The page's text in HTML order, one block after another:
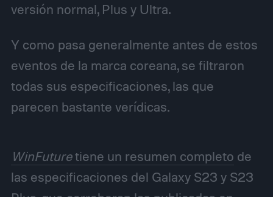
versión normal, Plus y Ultra.
Y como pasa generalmente antes de estos
eventos de la marca coreana, se filtraron
todas sus especificaciones, las que
parecen bastante verídicas.
WinFuturetiene un resumen completo de
las especificaciones del Galaxy S23 y S23